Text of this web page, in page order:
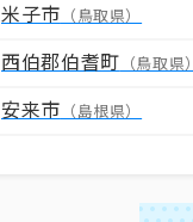
米子市 （鳥取県）
西伯郡伯耆町 （鳥取県）
安来市 （島根県）